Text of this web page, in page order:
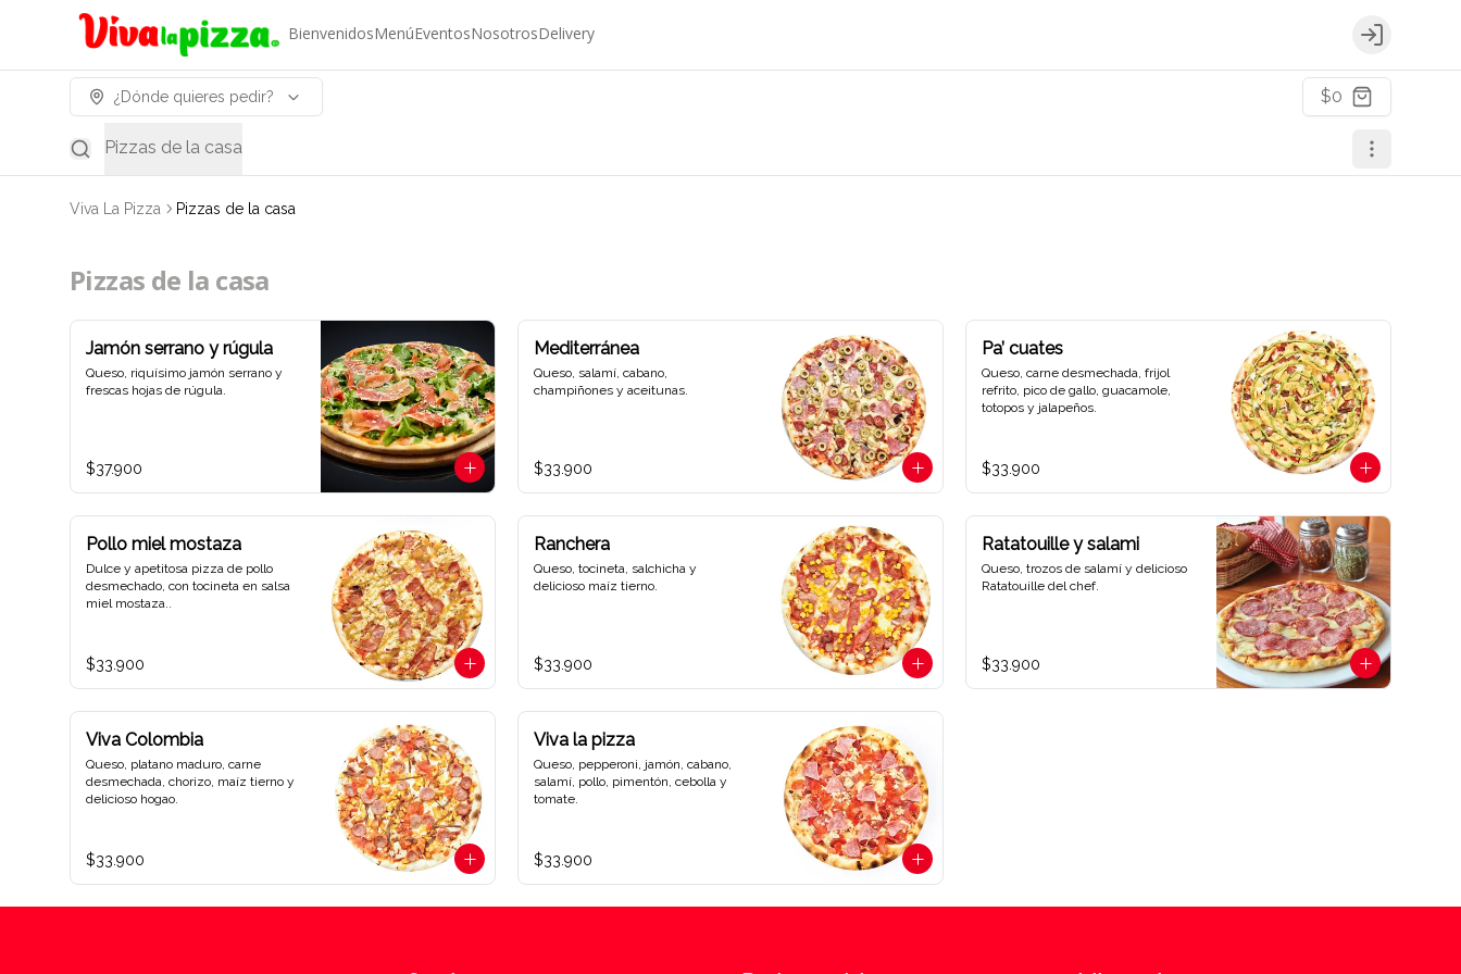
BienvenidosMenúEventosNosotrosDelivery
Login
¿Dónde quieres pedir? $0
Pizzas de la casa
Viva La Pizza Pizzas de la casa
Pizzas de la casa
Jamón serrano y rúgula
Queso, riquísimo jamón serrano y
frescas hojas de rúgula.
$37.900
Mediterránea
Queso, salamí, cabano,
champiñones y aceitunas.
$33.900
Pa’ cuates
Queso, carne desmechada, frijol
refrito, pico de gallo, guacamole,
totopos y jalapeños.
$33.900
Pollo miel mostaza
Dulce y apetitosa pizza de pollo
desmechado, con tocineta en salsa
miel mostaza..
$33.900
Ranchera
Queso, tocineta, salchicha y
delicioso maíz tierno.
$33.900
Ratatouille y salami
Queso, trozos de salamí y delicioso
Ratatouille del chef.
$33.900
Viva Colombia
Queso, platano maduro, carne
desmechada, chorizo, maíz tierno y
delicioso hogao.
$33.900
Viva la pizza
Queso, pepperoni, jamón, cabano,
salamí, pollo, pimentón, cebolla y
tomate.
$33.900